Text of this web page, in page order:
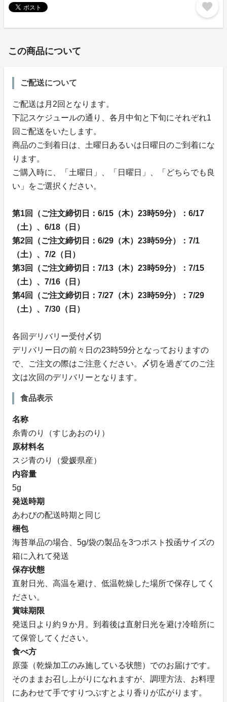
favorite
この商品について
ご配送について
ご配送は月2回となります。
下記スケジュールの通り、各月中旬と下旬にそれぞれ1
回ご配送をいたします。
商品のご到着日は、土曜日あるいは日曜日のご到着にな
ります。
ご購入時に、「土曜日」、「日曜日」、「どちらでも良
い」をご選択ください。
第1回（ご注文締切日：6/15（木）23時59分）：6/17
（土）、6/18（日）
第2回（ご注文締切日：6/29（木）23時59分）：7/1
（土）、7/2（日）
第3回（ご注文締切日：7/13（木）23時59分）：7/15
（土）、7/16（日）
第4回（ご注文締切日：7/27（木）23時59分）：7/29
（土）、7/30（日）
各回デリバリー受付〆切
デリバリー日の前々日の23時59分となっておりますの
で、ご注文の際はご注意ください。〆切を過ぎてのご注
文は次回のデリバリーとなります。
食品表示
名称
糸青のり（すじあおのり）
原材料名
スジ青のり（愛媛県産）
内容量
5g
発送時期
あわびの配送時期と同じ
梱包
海苔単品の場合、5g/袋の製品を3つポスト投函サイズの
箱に入れて発送
保存状態
直射日光、高温を避け、低温乾燥した場所で保存してく
ださい。
賞味期限
発送日より約９か月。到着後は直射日光を避け冷暗所に
て保管してください。
食べ方
原藻（乾燥加工のみ施している状態）でのお届けです。
そのままお召し上がりになれますが、調理方法、お料理
にあわせて手ですりつぶすとより香りが広がります。